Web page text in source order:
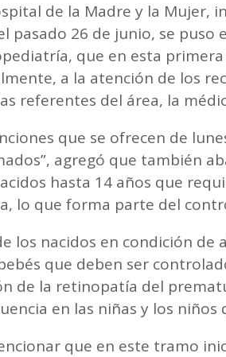
de la Madre y la Mujer,
pasado 26 de junio, se puso
que en esta
a la atención de los
referentes del área, la
que se ofrecen de
agregó que también
hasta 14 años que
lo que forma parte del
los nacidos en condición
que deben ser
de la retinopatía del
en las niñas y los
que en este tramo